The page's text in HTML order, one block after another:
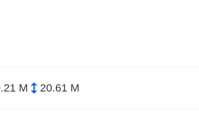
М 20.61 М